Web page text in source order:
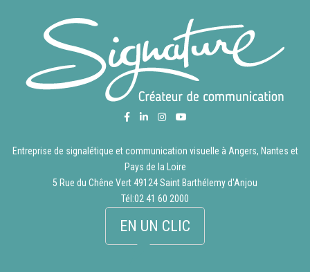
Entreprise de signalétique et communication visuelle à Angers, Nantes et
Pays de la Loire
5 Rue du Chêne Vert 49124 Saint Barthélemy d'Anjou
Tél:02 41 60 2000
EN UN CLIC